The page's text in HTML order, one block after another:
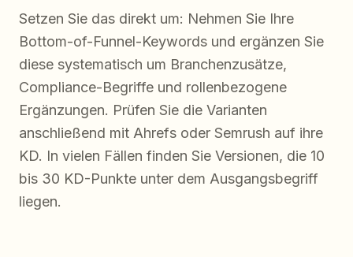
Setzen Sie das direkt um: Nehmen Sie Ihre
Bottom-of-Funnel-Keywords und ergänzen Sie
diese systematisch um Branchenzusätze,
Compliance-Begriffe und rollenbezogene
Ergänzungen. Prüfen Sie die Varianten
anschließend mit Ahrefs oder Semrush auf ihre
KD. In vielen Fällen finden Sie Versionen, die 10
bis 30 KD-Punkte unter dem Ausgangsbegriff
liegen.